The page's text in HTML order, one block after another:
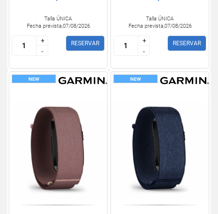
Talla ÚNICA
Fecha prevista,07/08/2026
+
-
+
-
RESERVAR
Talla ÚNICA
Fecha prevista,07/08/2026
+
-
+
-
RESERVAR